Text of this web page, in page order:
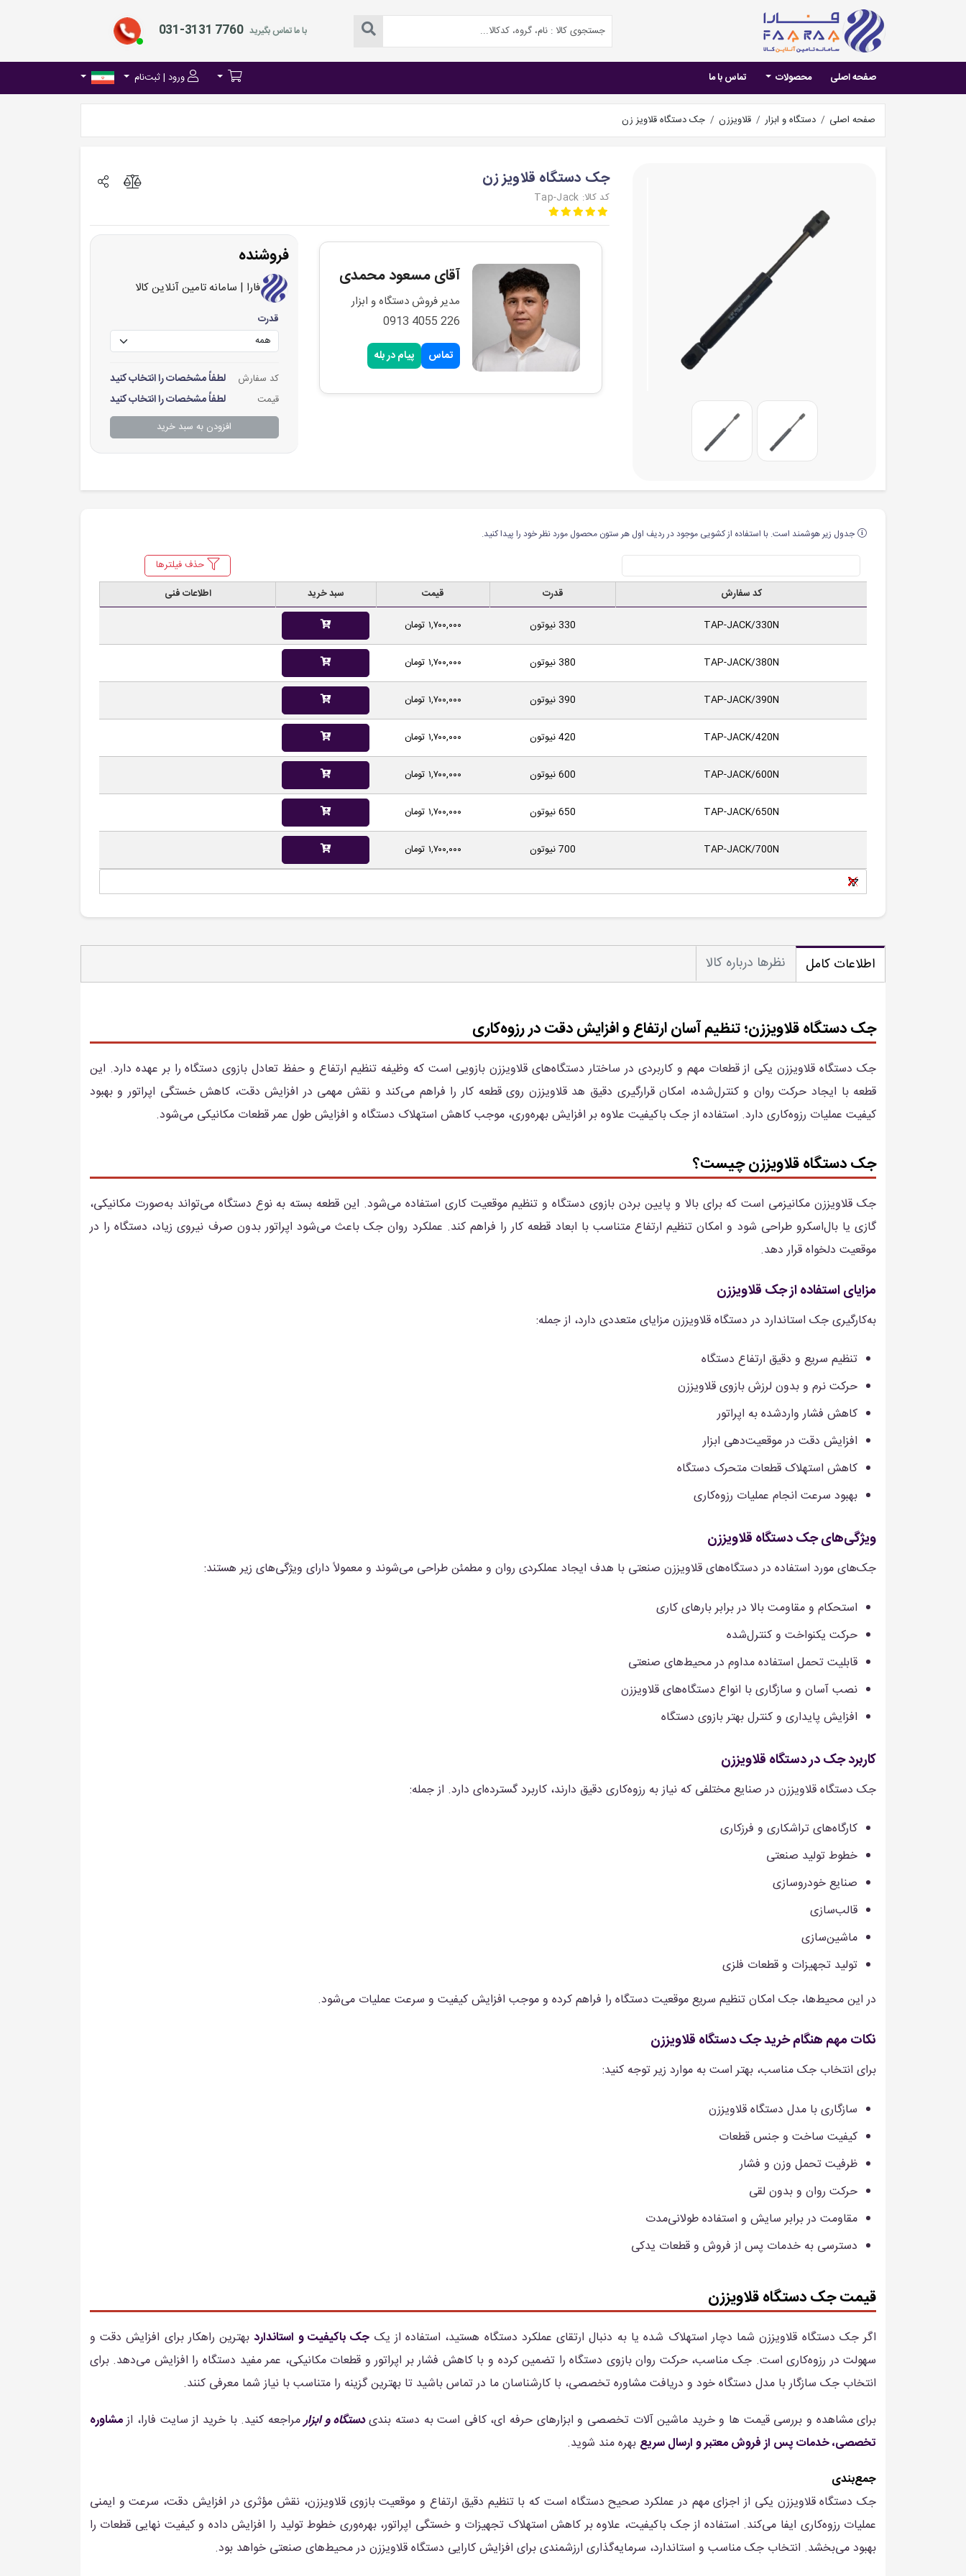
با ما تماس بگیرید 031-3131 7760
صفحه اصلی محصولات تماس با ما ورود | ثبت‌نام
صفحه اصلی دستگاه و ابزار قلاویززن جک دستگاه قلاویز زن
جک دستگاه قلاویز زن
کد کالا: Tap-Jack
آقای مسعود محمدی
مدیر فروش دستگاه و ابزار
226 4055 0913
تماس پیام در بله
فروشنده
فارا | سامانه تامین آنلاین کالا
قدرت
کد سفارش لطفاً مشخصات را انتخاب کنید
قیمت لطفاً مشخصات را انتخاب کنید
افزودن به سبد خرید
جدول زیر هوشمند است. با استفاده از کشویی موجود در ردیف اول هر ستون محصول مورد نظر خود را پیدا کنید.
حذف فیلترها
کد سفارش
قدرت قیمت سبد خرید
اطلاعات فنی
TAP-JACK/330N
330 نیوتون ۱,۷۰۰,۰۰۰ تومان
TAP-JACK/380N 380 نیوتون ۱,۷۰۰,۰۰۰ تومان
TAP-JACK/390N 390 نیوتون ۱,۷۰۰,۰۰۰ تومان
TAP-JACK/420N 420 نیوتون ۱,۷۰۰,۰۰۰ تومان
TAP-JACK/600N 600 نیوتون ۱,۷۰۰,۰۰۰ تومان
TAP-JACK/650N 650 نیوتون ۱,۷۰۰,۰۰۰ تومان
TAP-JACK/700N 700 نیوتون ۱,۷۰۰,۰۰۰ تومان
اطلاعات کامل نظرها درباره کالا
جک دستگاه قلاویززن؛ تنظیم آسان ارتفاع و افزایش دقت در رزوه‌کاری
جک دستگاه قلاویززن یکی از قطعات مهم و کاربردی در ساختار دستگاه‌های قلاویززن بازویی است که وظیفه تنظیم ارتفاع و حفظ تعادل بازوی دستگاه را بر عهده دارد. این
قطعه با ایجاد حرکت روان و کنترل‌شده، امکان قرارگیری دقیق هد قلاویززن روی قطعه کار را فراهم می‌کند و نقش مهمی در افزایش دقت، کاهش خستگی اپراتور و بهبود
کیفیت عملیات رزوه‌کاری دارد. استفاده از جک باکیفیت علاوه بر افزایش بهره‌وری، موجب کاهش استهلاک دستگاه و افزایش طول عمر قطعات مکانیکی می‌شود.
جک دستگاه قلاویززن چیست؟
جک قلاویززن مکانیزمی است که برای بالا و پایین بردن بازوی دستگاه و تنظیم موقعیت کاری استفاده می‌شود. این قطعه بسته به نوع دستگاه می‌تواند به‌صورت مکانیکی،
گازی یا بال‌اسکرو طراحی شود و امکان تنظیم ارتفاع متناسب با ابعاد قطعه کار را فراهم کند. عملکرد روان جک باعث می‌شود اپراتور بدون صرف نیروی زیاد، دستگاه را در
موقعیت دلخواه قرار دهد.
مزایای استفاده از جک قلاویززن
به‌کارگیری جک استاندارد در دستگاه قلاویززن مزایای متعددی دارد، از جمله:
تنظیم سریع و دقیق ارتفاع دستگاه
حرکت نرم و بدون لرزش بازوی قلاویززن
کاهش فشار واردشده به اپراتور
افزایش دقت در موقعیت‌دهی ابزار
کاهش استهلاک قطعات متحرک دستگاه
بهبود سرعت انجام عملیات رزوه‌کاری
ویژگی‌های جک دستگاه قلاویززن
جک‌های مورد استفاده در دستگاه‌های قلاویززن صنعتی با هدف ایجاد عملکردی روان و مطمئن طراحی می‌شوند و معمولاً دارای ویژگی‌های زیر هستند:
استحکام و مقاومت بالا در برابر بارهای کاری
حرکت یکنواخت و کنترل‌شده
قابلیت تحمل استفاده مداوم در محیط‌های صنعتی
نصب آسان و سازگاری با انواع دستگاه‌های قلاویززن
افزایش پایداری و کنترل بهتر بازوی دستگاه
کاربرد جک در دستگاه قلاویززن
جک دستگاه قلاویززن در صنایع مختلفی که نیاز به رزوه‌کاری دقیق دارند، کاربرد گسترده‌ای دارد. از جمله:
کارگاه‌های تراشکاری و فرزکاری
خطوط تولید صنعتی
صنایع خودروسازی
قالب‌سازی
ماشین‌سازی
تولید تجهیزات و قطعات فلزی
در این محیط‌ها، جک امکان تنظیم سریع موقعیت دستگاه را فراهم کرده و موجب افزایش کیفیت و سرعت عملیات می‌شود.
نکات مهم هنگام خرید جک دستگاه قلاویززن
برای انتخاب جک مناسب، بهتر است به موارد زیر توجه کنید:
سازگاری با مدل دستگاه قلاویززن
کیفیت ساخت و جنس قطعات
ظرفیت تحمل وزن و فشار
حرکت روان و بدون لقی
مقاومت در برابر سایش و استفاده طولانی‌مدت
دسترسی به خدمات پس از فروش و قطعات یدکی
قیمت جک دستگاه قلاویززن
اگر جک دستگاه قلاویززن شما دچار استهلاک شده یا به دنبال ارتقای عملکرد دستگاه هستید، استفاده از یک جک باکیفیت و استانداردبهترین راهکار برای افزایش دقت و
سهولت در رزوه‌کاری است. جک مناسب، حرکت روان بازوی دستگاه را تضمین کرده و با کاهش فشار بر اپراتور و قطعات مکانیکی، عمر مفید دستگاه را افزایش می‌دهد. برای
انتخاب جک سازگار با مدل دستگاه خود و دریافت مشاوره تخصصی، با کارشناسان ما در تماس باشید تا بهترین گزینه را متناسب با نیاز شما معرفی کنند.
برای مشاهده و بررسی قیمت ها و خرید ماشین آلات تخصصی و ابزارهای حرفه ای، کافی است به دسته بندیدستگاه و ابزارمراجعه کنید. با خرید از سایت فارا، ازمشاوره
تخصصی، خدمات پس از فروش معتبر و ارسال سریع بهره مند شوید.
جمع‌بندی
جک دستگاه قلاویززن یکی از اجزای مهم در عملکرد صحیح دستگاه است که با تنظیم دقیق ارتفاع و موقعیت بازوی قلاویززن، نقش مؤثری در افزایش دقت، سرعت و ایمنی
عملیات رزوه‌کاری ایفا می‌کند. استفاده از جک باکیفیت، علاوه بر کاهش استهلاک تجهیزات و خستگی اپراتور، بهره‌وری خطوط تولید را افزایش داده و کیفیت نهایی قطعات را
بهبود می‌بخشد. انتخاب جک مناسب و استاندارد، سرمایه‌گذاری ارزشمندی برای افزایش کارایی دستگاه قلاویززن در محیط‌های صنعتی خواهد بود.